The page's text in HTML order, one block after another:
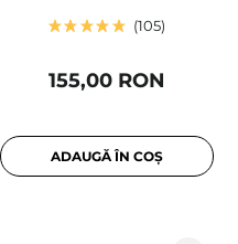
105
155,00 RON
ADAUGĂ ÎN COȘ